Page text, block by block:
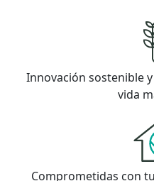
Innovación sostenible
vida
Comprometidas con